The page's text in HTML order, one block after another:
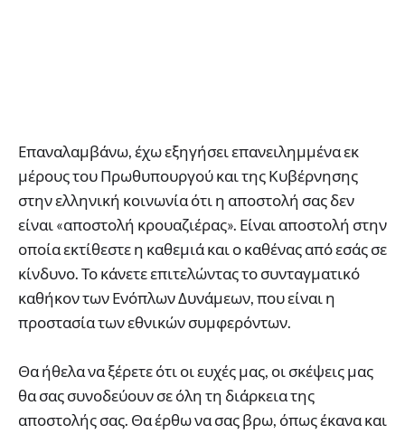
Επαναλαμβάνω, έχω εξηγήσει επανειλημμένα εκ
μέρους του Πρωθυπουργού και της Κυβέρνησης
στην ελληνική κοινωνία ότι η αποστολή σας δεν
είναι «αποστολή κρουαζιέρας». Είναι αποστολή στην
οποία εκτίθεστε η καθεμιά και ο καθένας από εσάς σε
κίνδυνο. Το κάνετε επιτελώντας το συνταγματικό
καθήκον των Ενόπλων Δυνάμεων, που είναι η
προστασία των εθνικών συμφερόντων.
Θα ήθελα να ξέρετε ότι οι ευχές μας, οι σκέψεις μας
θα σας συνοδεύουν σε όλη τη διάρκεια της
αποστολής σας. Θα έρθω να σας βρω, όπως έκανα και